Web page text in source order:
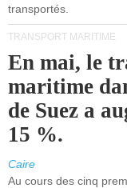
transportés.
TRANSPORT MARITIME
En mai, le
maritime
de Suez a
15 %.
Caire
Au cours des cinq